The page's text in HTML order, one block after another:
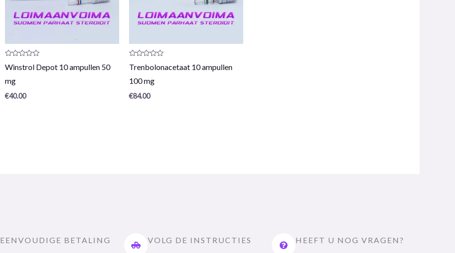
Productrecensie:
0
5
Winstrol Depot 10 ampullen 50
mg
€40.00
Productrecensie:
0
5
Trenbolonacetaat 10 ampullen
100 mg
€84.00
EENVOUDIGE BETALING VOLG DE INSTRUCTIES HEEFT U NOG VRAGEN?